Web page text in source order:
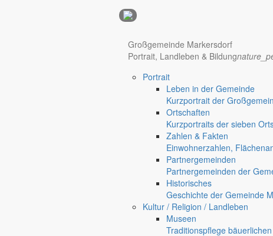
anzeigen@gemeinde-
Großgemeinde Markersdorf
Portrait, Landleben & Bildung
Portrait
Leben in der Gemeinde
Kurzportrait der
Ortschaften
Kurzportraits der sieben
Zahlen & Fakten
Einwohnerzahlen,
Partnergemeinden
Partnergemeinden der
Historisches
Geschichte der Gemeinde
Kultur / Religion / Landleben
Museen
Traditionspflege